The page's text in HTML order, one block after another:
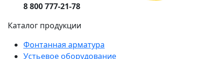
8 800 777-21-78
Каталог продукции
Фонтанная арматура
Устьевое оборудование